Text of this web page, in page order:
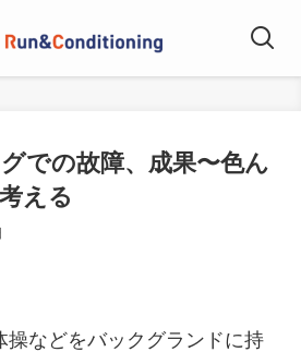
での故障、成果〜色ん
える
操などをバックグランドに持